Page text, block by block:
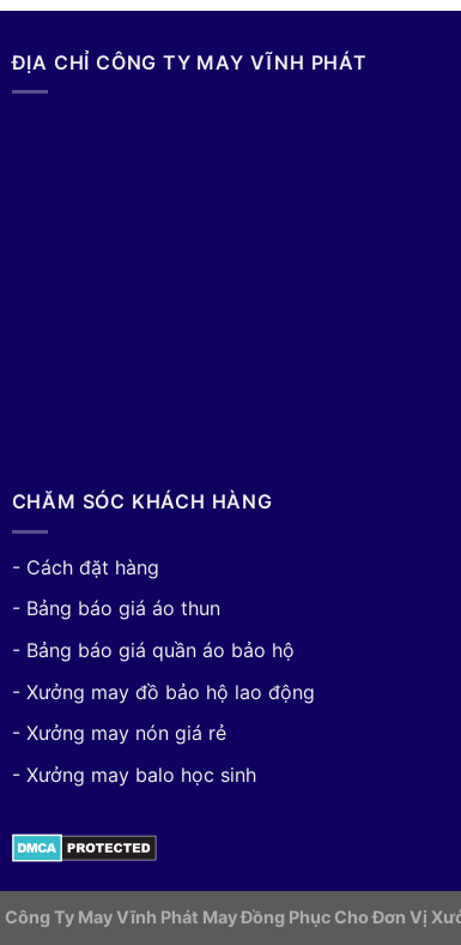
ĐỊA CHỈ CÔNG TY MAY VĨNH PHÁT
CHĂM SÓC KHÁCH HÀNG
- Cách đặt hàng
- Bảng báo giá áo thun
- Bảng báo giá quần áo bảo hộ
- Xưởng may đồ bảo hộ lao động
- Xưởng may nón giá rẻ
- Xưởng may balo học sinh
Công Ty May Vĩnh Phát May Đồng Phục Cho Đơn Vị